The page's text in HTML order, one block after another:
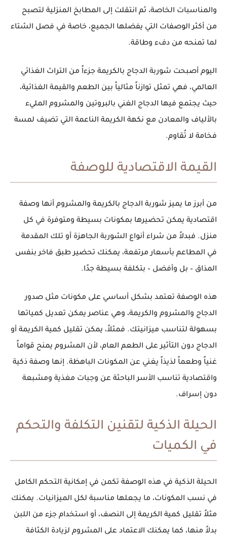
والمناسبات الخاصة، ثم انتقلت إلى المطابخ المنزلية لتصبح
من أكثر الوصفات التي يفضلها الجميع، خاصة في فصل الشتاء
لما تمنحه من دفء وطاقة.
اليوم أصبحت شوربة الدجاج بالكريمة جزءاً من التراث الغذائي
العالمي، فهي تمثل توازناً مثالياً بين الطعم والقيمة الغذائية،
حيث يجتمع فيها الدجاج الغني بالبروتين والمشروم المليء
بالألياف والمعادن مع نكهة الكريمة الناعمة التي تضيف لمسة
فخامة لا تُقاوم.
القيمة الاقتصادية للوصفة
من أبرز ما يميزشوربة الدجاج بالكريمة والمشروم أنها وصفة
اقتصادية يمكن تحضيرها بمكونات بسيطة ومتوفرة في كل
منزل. فبدلاً من شراء أنواع الشوربة الجاهزة أو تلك المقدمة
في المطاعم بأسعار مرتفعة، يمكنك تحضير طبق فاخر بنفس
المذاق – بل وأفضل – بتكلفة بسيطة جدًا.
هذه الوصفة تعتمد بشكل أساسي على مكونات مثل صدور
الدجاج والمشروم والكريمة، وهي عناصر يمكن تعديل كمياتها
بسهولة لتناسب ميزانيتك. فمثلاً، يمكن تقليل كمية الكريمة أو
الدجاج دون التأثير على الطعم العام، لأن المشروم يمنح قواماً
غنياً وطعماً لذيذاً يغني عن المكونات الباهظة. إنها وصفة ذكية
واقتصادية تناسب الأسر الباحثة عن وجبات مغذية ومشبعة
دون إسراف.
الحيلة الذكية لتقنين التكلفة والتحكم
في الكميات
الحيلة الذكية في هذه الوصفة تكمن في إمكانية التحكم الكامل
في نسب المكونات، ما يجعلها مناسبة لكل الميزانيات. يمكنك
مثلاً تقليل كمية الكريمة إلى النصف، أو استخدام جزء من اللبن
بدلاً منها، كما يمكنك الاعتماد على المشروم لزيادة الكثافة